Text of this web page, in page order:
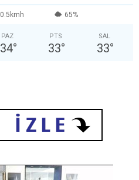
0.5kmh 65%
PAZ
34°
PTS
33°
SAL
33°